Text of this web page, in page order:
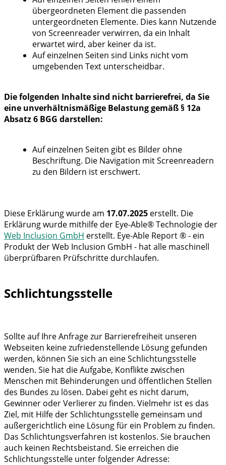
übergeordneten Element die passenden
untergeordneten Elemente. Dies kann Nutzende
von Screenreader verwirren, da ein Inhalt
erwartet wird, aber keiner da ist.
Auf einzelnen Seiten sind Links nicht vom
umgebenden Text unterscheidbar.
Die folgenden Inhalte sind nicht barrierefrei, da Sie
eine unverhältnismäßige Belastung gemäß § 12a
Absatz 6 BGG darstellen:
Auf einzelnen Seiten gibt es Bilder ohne
Beschriftung. Die Navigation mit Screenreadern
zu den Bildern ist erschwert.
Diese Erklärung wurde am 17.07.2025 erstellt. Die
Erklärung wurde mithilfe der Eye-Able® Technologie der
Web Inclusion GmbH erstellt. Eye-Able Report ® - ein
Produkt der Web Inclusion GmbH - hat alle maschinell
überprüfbaren Prüfschritte durchlaufen.
Schlichtungsstelle
Sollte auf Ihre Anfrage zur Barrierefreiheit unseren
Webseiten keine zufriedenstellende Lösung gefunden
werden, können Sie sich an eine Schlichtungsstelle
wenden. Sie hat die Aufgabe, Konflikte zwischen
Menschen mit Behinderungen und öffentlichen Stellen
des Bundes zu lösen. Dabei geht es nicht darum,
Gewinner oder Verlierer zu finden. Vielmehr ist es das
Ziel, mit Hilfe der Schlichtungsstelle gemeinsam und
außergerichtlich eine Lösung für ein Problem zu finden.
Das Schlichtungsverfahren ist kostenlos. Sie brauchen
auch keinen Rechtsbeistand. Sie erreichen die
Schlichtungsstelle unter folgender Adresse: